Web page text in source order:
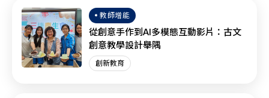
教師增能
從創意手作到AI多模態互動影片：古文
創意教學設計舉隅
創新教育